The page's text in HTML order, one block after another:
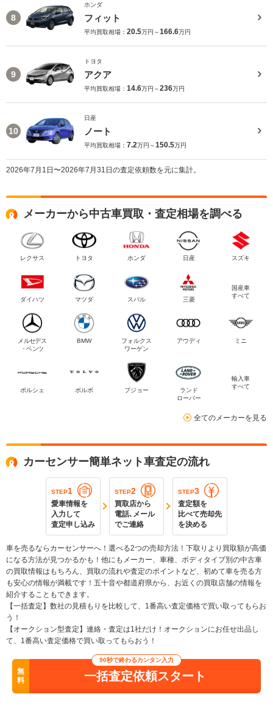
8
ホンダ
フィット
平均買取相場： 20.5万円～166.6万円
9
トヨタ
アクア
平均買取相場： 14.6万円～236万円
10
日産
ノート
平均買取相場： 7.2万円～150.5万円
2026年7月1日〜2026年7月31日の査定依頼数を元に集計。
メーカーから中古車買取・査定相場を調べる
レクサス トヨタ ホンダ 日産 スズキ
ダイハツ マツダ スバル 三菱
国産車
すべて
メルセデス
・ベンツ
BMW
フォルクス
ワーゲン
アウディ ミニ
ポルシェ ボルボ プジョー
ランド
ローバー
輸入車
すべて
全てのメーカーを見る
カーセンサー簡単ネット車査定の流れ
STEP1
愛車情報を
入力して
査定申し込み
STEP2
買取店から
電話､メール
でご連絡
STEP3
査定額を
比べて売却先
を決める
車を売るならカーセンサーへ！選べる2つの売却方法！下取りより買取額が高価
になる方法が見つかるかも！他にもメーカー、車種、ボディタイプ別の中古車
の買取情報はもちろん、買取の流れや査定のポイントなど、初めて車を売る方
も安心の情報が満載です！五十音や都道府県から、お近くの買取店舗の情報を
紹介することもできます。
【一括査定】数社の見積もりを比較して、1番高い査定価格で買い取ってもらお
う！
【オークション型査定】連絡・査定は1社だけ！オークションにお任せ出品し
て、1番高い査定価格で買い取ってもらおう！
無
料
90秒で終わるカンタン入力
一括査定依頼スタート